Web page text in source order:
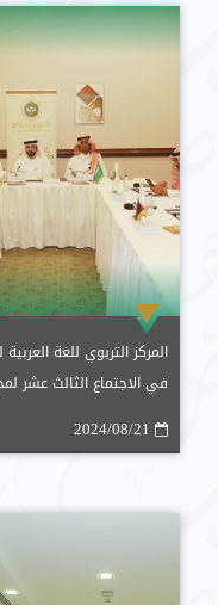
المركز التربوي للغة
في الاجتماع الثالث عشر
2024/08/21